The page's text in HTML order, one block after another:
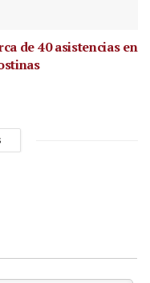
de 40 asistencias en